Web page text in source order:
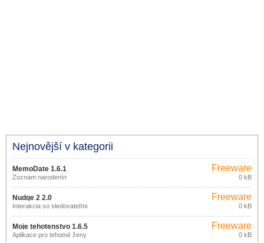
Nejnovější v kategorii
MemoDate 1.6.1
Zoznam narodenín
Freeware
0 kB
Nudge 2 2.0
Interakcia so sledovateľmi
Freeware
0 kB
Moje tehotenstvo 1.6.5
Aplikace pro tehotné ženy
Freeware
0 kB